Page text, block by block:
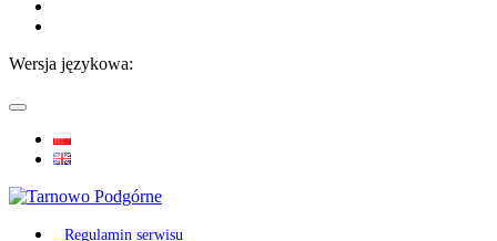
Wersja językowa:
Regulamin serwisu